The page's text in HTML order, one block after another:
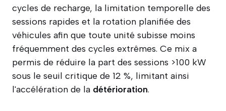
cycles de recharge, la limitation temporelle des
sessions rapides et la rotation planifiée des
véhicules afin que toute unité subisse moins
fréquemment des cycles extrêmes. Ce mix a
permis de réduire la part des sessions >100 kW
sous le seuil critique de 12 %, limitant ainsi
l'accélération de la détérioration.